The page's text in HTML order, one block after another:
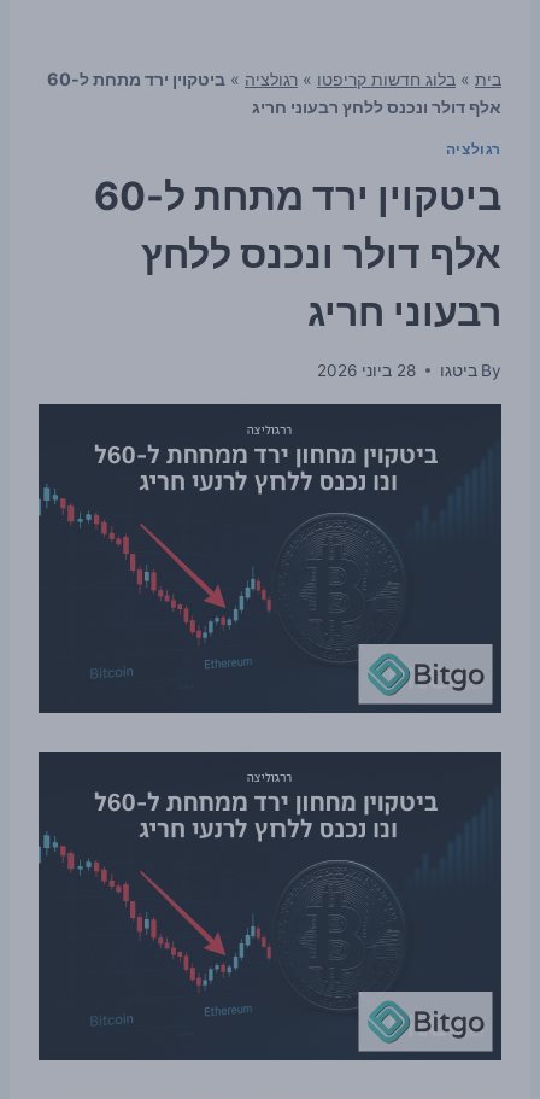
בית » בלוג חדשות קריפטו » רגולציה »
ביטקוין ירד מתחת ל-60
אלף דולר ונכנס ללחץ רבעוני חריג
רגולציה
ביטקוין ירד מתחת ל-60
אלף דולר ונכנס ללחץ
רבעוני חריג
By ביטגו 28 ביוני 2026